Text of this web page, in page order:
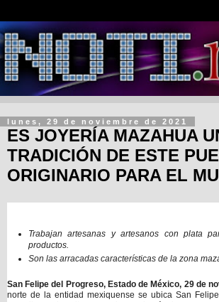
lunes, 29 de noviembre de 2021
ES JOYERÍA MAZAHUA
TRADICIÓN DE ESTE
ORIGINARIO PARA EL
Trabajan artesanas y artesanos con plata
productos.
Son las arracadas características de la zona
San Felipe del Progreso, Estado de México, 29 de
norte de la entidad mexiquense se ubica San